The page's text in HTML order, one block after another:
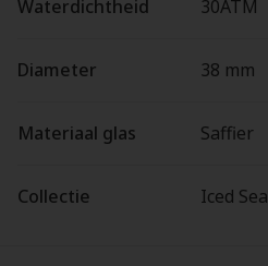
Waterdichtheid 30ATM
Diameter 38 mm
Materiaal glas Saffier
Collectie Iced Sea